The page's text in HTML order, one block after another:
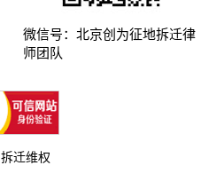
微信号：北京创为征地拆迁律
师团队
拆迁维权